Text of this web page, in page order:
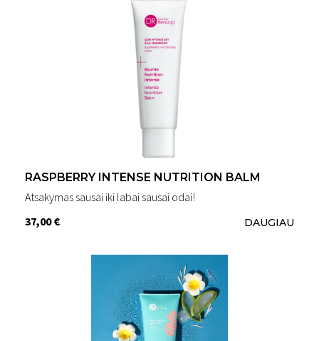
RASPBERRY INTENSE NUTRITION BALM
Atsakymas sausai iki labai sausai odai!
37,00 €
DAUGIAU